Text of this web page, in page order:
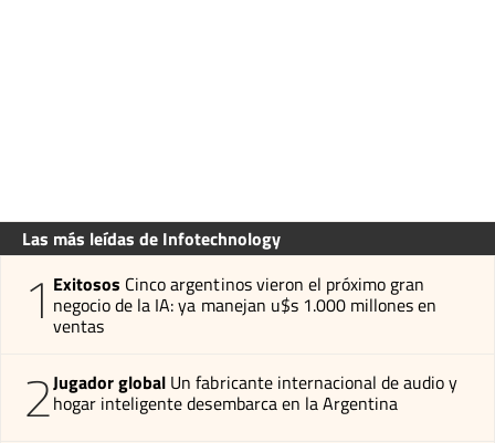
Las más leídas de Infotechnology
1 Exitosos Cinco argentinos vieron el próximo gran
negocio de la IA: ya manejan u$s 1.000 millones en
ventas
2Jugador global Un fabricante internacional de audio y
hogar inteligente desembarca en la Argentina